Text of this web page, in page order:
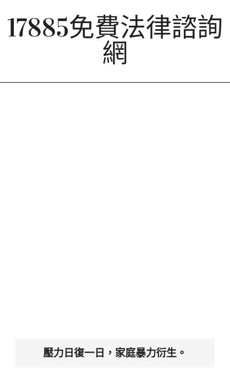
content
17885免費法律諮詢
網
壓力日復一日，家庭暴力衍生。